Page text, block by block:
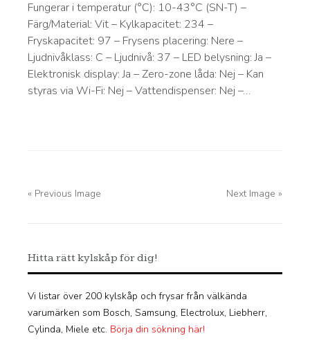
Fungerar i temperatur (°C): 10-43°C (SN-T) –
Färg/Material: Vit – Kylkapacitet: 234 –
Fryskapacitet: 97 – Frysens placering: Nere –
Ljudnivåklass: C – Ljudnivå: 37 – LED belysning: Ja –
Elektronisk display: Ja – Zero-zone låda: Nej – Kan
styras via Wi-Fi: Nej – Vattendispenser: Nej –…
« Previous Image Next Image »
Hitta rätt kylskåp för dig!
Vi listar över 200 kylskåp och frysar från välkända
varumärken som Bosch, Samsung, Electrolux, Liebherr,
Cylinda, Miele etc. Börja din sökning här!